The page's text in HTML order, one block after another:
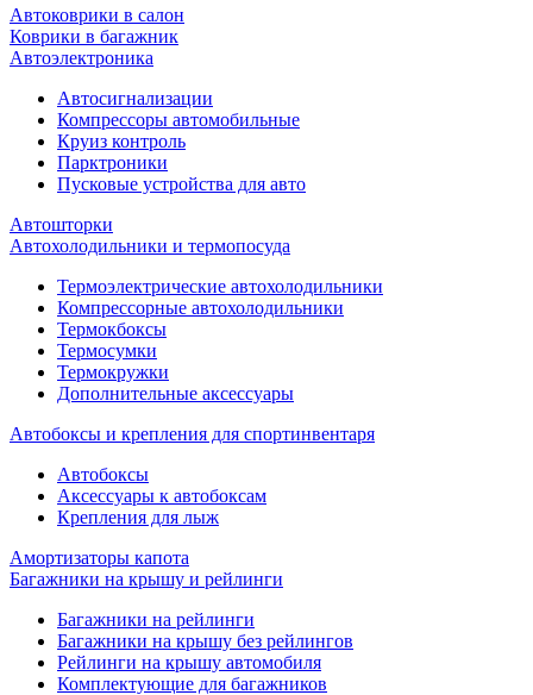
Автоковрики в салон
Коврики в багажник
Автоэлектроника
Автосигнализации
Компрессоры автомобильные
Круиз контроль
Парктроники
Пусковые устройства для авто
Автошторки
Автохолодильники и термопосуда
Термоэлектрические автохолодильники
Компрессорные автохолодильники
Термокбоксы
Термосумки
Термокружки
Дополнительные аксессуары
Автобоксы и крепления для спортинвентаря
Автобоксы
Аксессуары к автобоксам
Крепления для лыж
Амортизаторы капота
Багажники на крышу и рейлинги
Багажники на рейлинги
Багажники на крышу без рейлингов
Рейлинги на крышу автомобиля
Комплектующие для багажников